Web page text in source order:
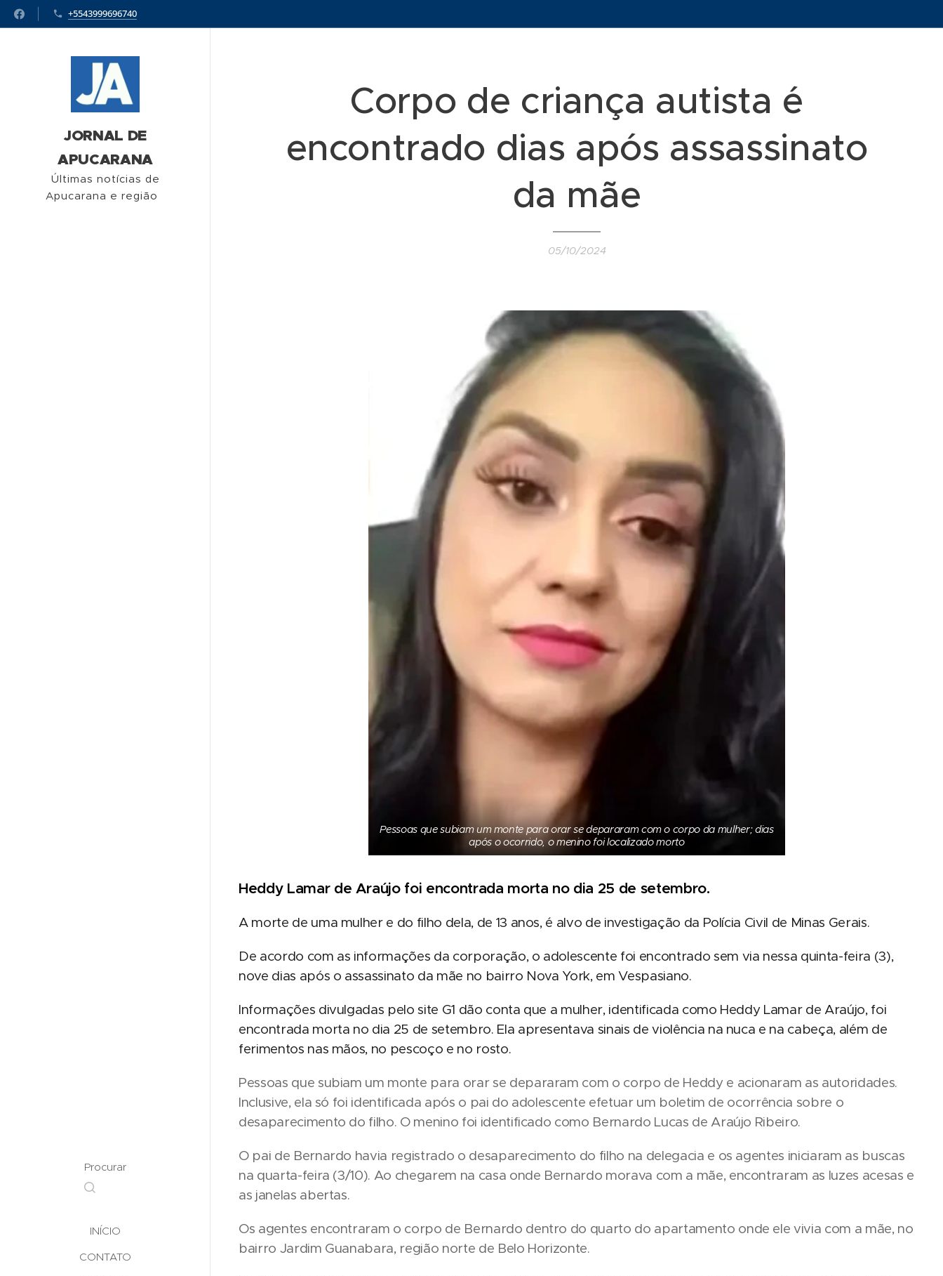
+5543999696740
JORNAL DE
APUCARANA
Últimas notícias de
Apucarana e região
Procurar
INÍCIO
CONTATO
Corpo de criança autista é
encontrado dias após assassinato
da mãe
05/10/2024
Pessoas que subiam um monte para orar se depararam com o corpo da mulher; dias
após o ocorrido, o menino foi localizado morto
Heddy Lamar de Araújo foi encontrada morta no dia 25 de setembro.
A morte de uma mulher e do filho dela, de 13 anos, é alvo de investigação da Polícia Civil de Minas Gerais.
De acordo com as informações da corporação, o adolescente foi encontrado sem via nessa quinta-feira (3),
nove dias após o assassinato da mãe no bairro Nova York, em Vespasiano.
Informações divulgadas pelo site G1 dão conta que a mulher, identificada como Heddy Lamar de Araújo, foi
encontrada morta no dia 25 de setembro. Ela apresentava sinais de violência na nuca e na cabeça, além de
ferimentos nas mãos, no pescoço e no rosto.
Pessoas que subiam um monte para orar se depararam com o corpo de Heddy e acionaram as autoridades.
Inclusive, ela só foi identificada após o pai do adolescente efetuar um boletim de ocorrência sobre o
desaparecimento do filho. O menino foi identificado como Bernardo Lucas de Araújo Ribeiro.
O pai de Bernardo havia registrado o desaparecimento do filho na delegacia e os agentes iniciaram as buscas
na quarta-feira (3/10). Ao chegarem na casa onde Bernardo morava com a mãe, encontraram as luzes acesas e
as janelas abertas.
Os agentes encontraram o corpo de Bernardo dentro do quarto do apartamento onde ele vivia com a mãe, no
bairro Jardim Guanabara, região norte de Belo Horizonte.